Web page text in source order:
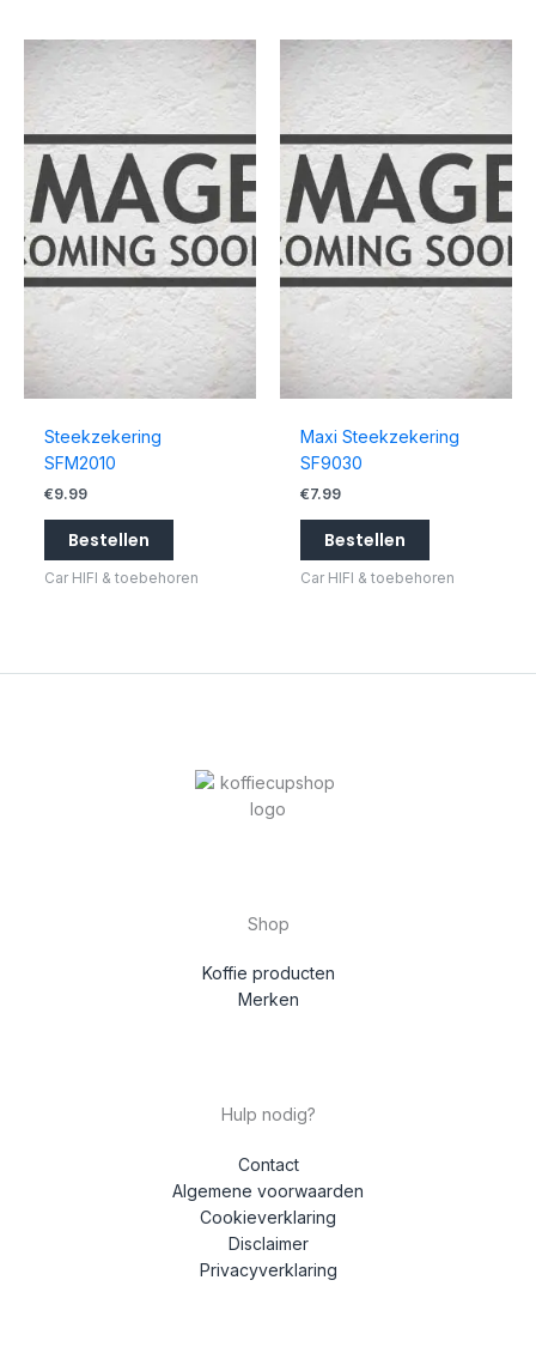
Steekzekering
SFM2010
€9.99
Bestellen
Car HIFI & toebehoren
Maxi Steekzekering
SF9030
€7.99
Bestellen
Car HIFI & toebehoren
Shop
Koffie producten
Merken
Hulp nodig?
Contact
Algemene voorwaarden
Cookieverklaring
Disclaimer
Privacyverklaring